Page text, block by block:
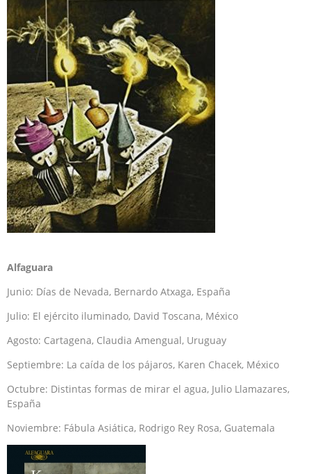
Alfaguara
Junio: Días de Nevada, Bernardo Atxaga, España
Julio: El ejército iluminado, David Toscana, México
Agosto: Cartagena, Claudia Amengual, Uruguay
Septiembre: La caída de los pájaros, Karen Chacek, México
Octubre: Distintas formas de mirar el agua, Julio Llamazares,
España
Noviembre: Fábula Asiática, Rodrigo Rey Rosa, Guatemala